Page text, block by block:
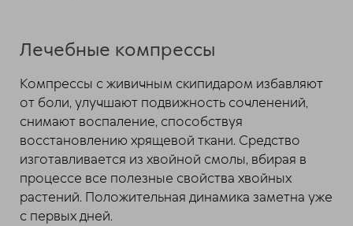
Лечебные компрессы
Компрессы с живичным скипидаром избавляют
от боли, улучшают подвижность сочленений,
снимают воспаление, способствуя
восстановлению хрящевой ткани. Средство
изготавливается из хвойной смолы, вбирая в
процессе все полезные свойства хвойных
растений. Положительная динамика заметна уже
с первых дней.